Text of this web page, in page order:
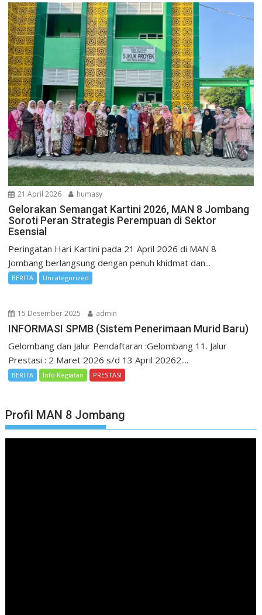
21 April 2026 humasy
Gelorakan Semangat Kartini 2026, MAN 8 Jombang
Soroti Peran Strategis Perempuan di Sektor
Esensial
Peringatan Hari Kartini pada 21 April 2026 di MAN 8
Jombang berlangsung dengan penuh khidmat dan...
BERITA Uncategorized
15 Desember 2025 admin
INFORMASI SPMB (Sistem Penerimaan Murid Baru)
Gelombang dan Jalur Pendaftaran :Gelombang 11. Jalur
Prestasi : 2 Maret 2026 s/d 13 April 20262....
BERITA Info Kegiatan PRESTASI
Profil MAN 8 Jombang